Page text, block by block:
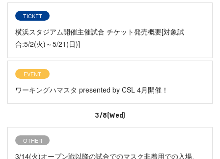
TICKET
横浜スタジアム開催主催試合 チケット発売概要[対象試
合:5/2(火)～5/21(日)]
EVENT
ワーキングハマスタ presented by CSL 4月開催！
3/8(Wed)
OTHER
3/14(火)オープン戦以降の試合でのマスク非着用での入場、